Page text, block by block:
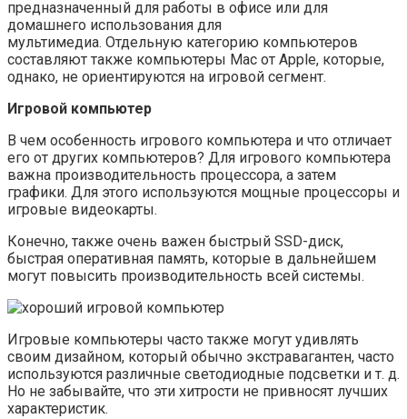
предназначенный для работы в офисе или для
домашнего использования для
мультимедиа. Отдельную категорию компьютеров
составляют также компьютеры Mac от Apple, которые,
однако, не ориентируются на игровой сегмент.
Игровой компьютер
В чем особенность игрового компьютера и что отличает
его от других компьютеров? Для игрового компьютера
важна производительность процессора, а затем
графики. Для этого используются мощные процессоры и
игровые видеокарты.
Конечно, также очень важен быстрый SSD-диск,
быстрая оперативная память, которые в дальнейшем
могут повысить производительность всей системы.
Игровые компьютеры часто также могут удивлять
своим дизайном, который обычно экстравагантен, часто
используются различные светодиодные подсветки и т. д.
Но не забывайте, что эти хитрости не привносят лучших
характеристик.